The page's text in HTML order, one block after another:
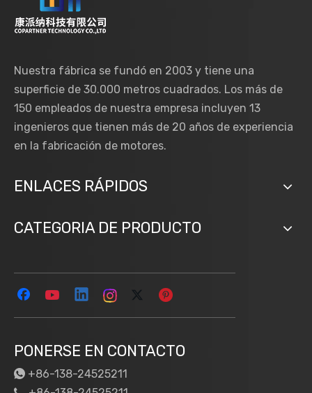
Nuestra fábrica se fundó en 2003 y tiene una
superficie de 30.000 metros cuadrados. Los más de
150 empleados de nuestra empresa incluyen 13
ingenieros que tienen más de 20 años de experiencia
en la fabricación de motores.
ENLACES RÁPIDOS
CATEGORIA DE PRODUCTO
PONERSE EN CONTACTO
 +86-138-24525211